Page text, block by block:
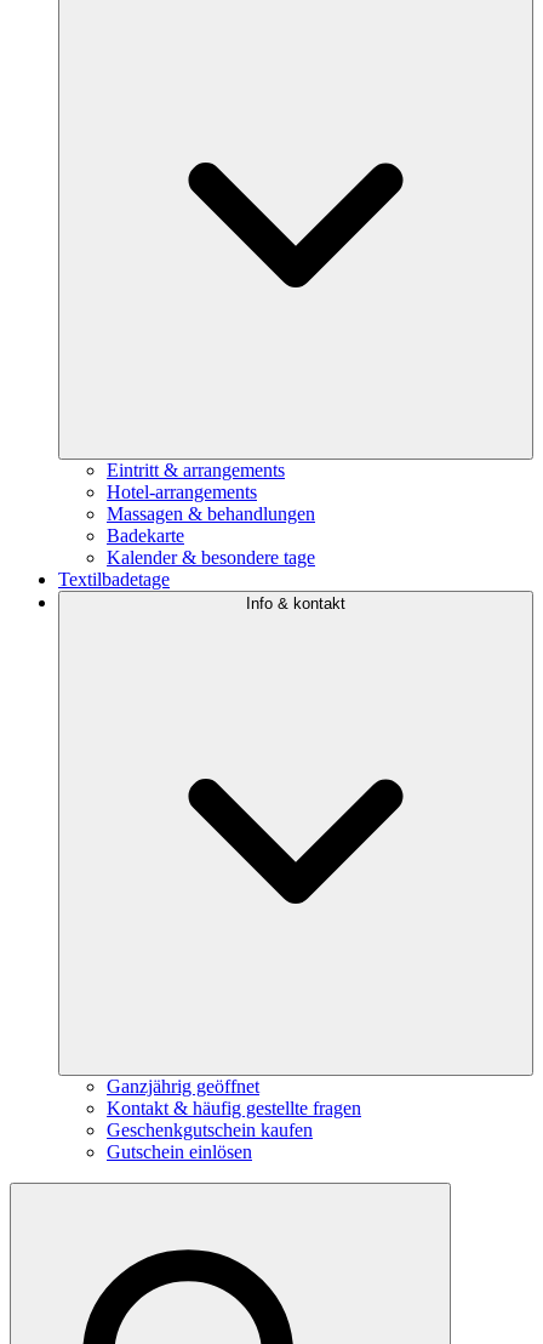
Eintritt & arrangements
Hotel-arrangements
Massagen & behandlungen
Badekarte
Kalender & besondere tage
Textilbadetage
Info & kontakt
Ganzjährig geöffnet
Kontakt & häufig gestellte fragen
Geschenkgutschein kaufen
Gutschein einlösen